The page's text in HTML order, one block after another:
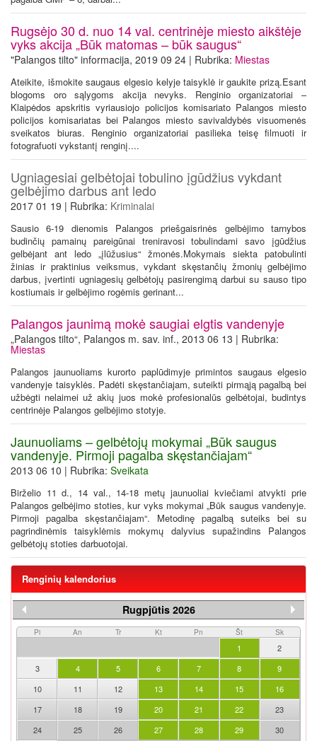
Rugsėjo 30 d. nuo 14 val. centrinėje miesto aikštėje
vyks akcija „Būk matomas – būk saugus“
"Palangos tilto" informacija, 2019 09 24 | Rubrika: Miestas
Ateikite, išmokite saugaus elgesio kelyje taisyklė ir gaukite prizą.Esant
blogoms oro sąlygoms akcija nevyks. Renginio organizatoriai –
Klaipėdos apskritis vyriausiojo policijos komisariato Palangos miesto
policijos komisariatas bei Palangos miesto savivaldybės visuomenės
sveikatos biuras. Renginio organizatoriai pasilieka teisę filmuoti ir
fotografuoti vykstantį renginį....
Ugniagesiai gelbėtojai tobulino įgūdžius vykdant
gelbėjimo darbus ant ledo
2017 01 19 | Rubrika: Kriminalai
Sausio 6-19 dienomis Palangos priešgaisrinės gelbėjimo tarnybos
budinčių pamainų pareigūnai treniravosi tobulindami savo įgūdžius
gelbėjant ant ledo „įlūžusius“ žmonės.Mokymais siekta patobulinti
žinias ir praktinius veiksmus, vykdant skęstančių žmonių gelbėjimo
darbus, įvertinti ugniagesių gelbėtojų pasirengimą darbui su sauso tipo
kostiumais ir gelbėjimo rogėmis gerinant...
Palangos jaunimą mokė saugiai elgtis vandenyje
„Palangos tilto“, Palangos m. sav. inf., 2013 06 13 | Rubrika:
Miestas
Palangos jaunuoliams kurorto paplūdimyje primintos saugaus elgesio
vandenyje taisyklės. Padėti skęstančiajam, suteikti pirmąją pagalbą bei
užbėgti nelaimei už akių juos mokė profesionalūs gelbėtojai, budintys
centrinėje Palangos gelbėjimo stotyje.
Jaunuoliams – gelbėtojų mokymai „Būk saugus
vandenyje. Pirmoji pagalba skęstančiajam“
2013 06 10 | Rubrika: Sveikata
Birželio 11 d., 14 val., 14-18 metų jaunuoliai kviečiami atvykti prie
Palangos gelbėjimo stoties, kur vyks mokymai „Būk saugus vandenyje.
Pirmoji pagalba skęstančiajam“. Metodinę pagalbą suteiks bei su
pagrindinėmis taisyklėmis mokymų dalyvius supažindins Palangos
gelbėtojų stoties darbuotojai.
Renginių kalendorius
Rugpjūtis 2026
Pi An Tr Kt Pn Št Sk
1
2
3
4 5 6 7 8
9
10
11 12 13 14 15
16
17
18 19 20 21 22
23
24
25 26 27 28 29 30